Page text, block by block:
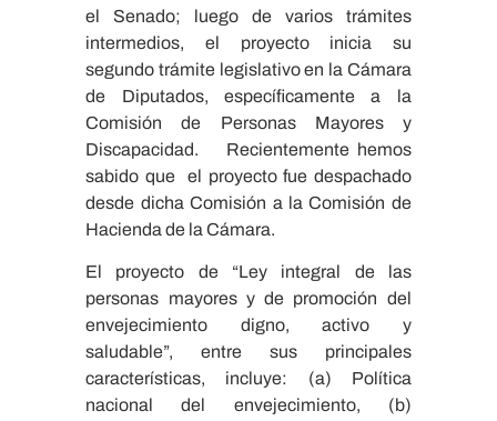
el Senado; luego de varios trámites
intermedios, el proyecto inicia su
segundo trámite legislativo en la Cámara
de Diputados, específicamente a la
Comisión de Personas Mayores y
Discapacidad. Recientemente hemos
sabido que el proyecto fue despachado
desde dicha Comisión a la Comisión de
Hacienda de la Cámara.
El proyecto de “Ley integral de las
personas mayores y de promoción del
envejecimiento digno, activo y
saludable”, entre sus principales
características, incluye: (a) Política
nacional del envejecimiento, (b)